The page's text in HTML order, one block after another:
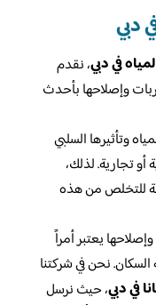
دبي
في دبي، نقدم
وإصلاحها بأحدث
وتأثيرها السلبي
أو تجارية. لذلك،
للتخلص من هذه
يعتبر أمراً
نحن في شركتنا
في دبي، حيث نرسل